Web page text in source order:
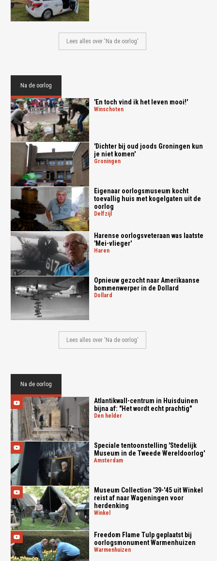
Lees alles over 'Na de oorlog'
Na de oorlog
'En toch vind ik het leven mooi!'
winschoten
'Dichter bij oud joods Groningen kun
je niet komen'
groningen
Eigenaar oorlogsmuseum kocht
toevallig huis met kogelgaten uit de
oorlog
delfzijl
Harense oorlogsveteraan was laatste
'Mei-vlieger'
haren
Opnieuw gezocht naar Amerikaanse
bommenwerper in de Dollard
dollard
Lees alles over 'Na de oorlog'
Na de oorlog
Atlantikwall-centrum in Huisduinen
bijna af: "Het wordt echt prachtig"
den helder
Speciale tentoonstelling 'Stedelijk
Museum in de Tweede Wereldoorlog'
amsterdam
Museum Collection '39-'45 uit Winkel
reist af naar Wageningen voor
herdenking
winkel
Freedom Flame Tulp geplaatst bij
oorlogsmonument Warmenhuizen
warmenhuizen